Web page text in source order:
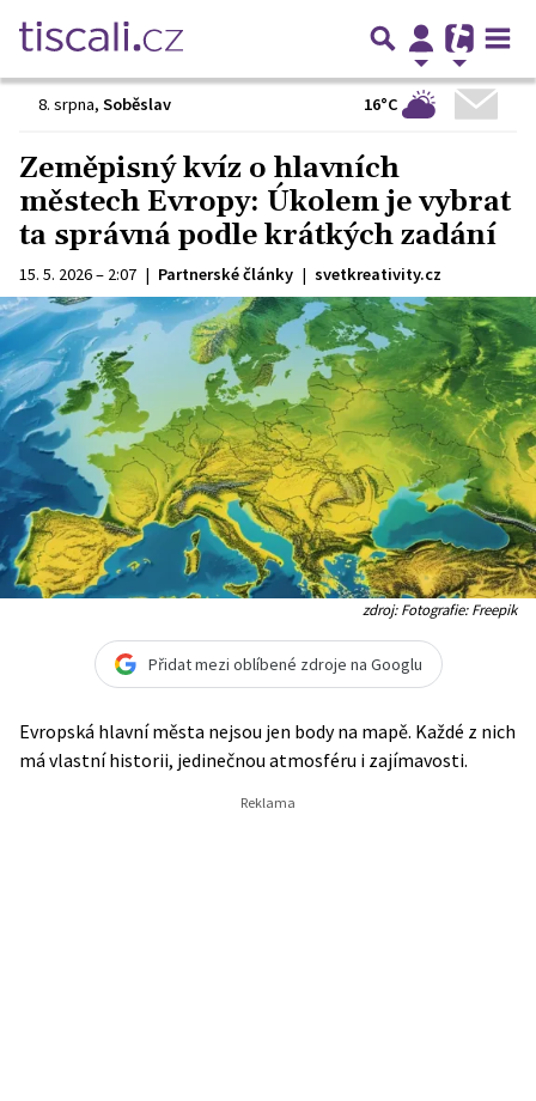
8. srpna, Soběslav 16°C
Zeměpisný kvíz o hlavních
městech Evropy: Úkolem je vybrat
ta správná podle krátkých zadání
15. 5. 2026 – 2:07 | Partnerské články | svetkreativity.cz
zdroj: Fotografie: Freepik
Přidat mezi oblíbené zdroje na Googlu
Evropská hlavní města nejsou jen body na mapě. Každé z nich
má vlastní historii, jedinečnou atmosféru i zajímavosti.